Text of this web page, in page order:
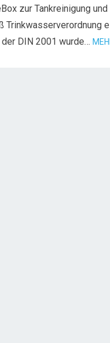
zur Tankreinigung
DIN 2001 wurde…